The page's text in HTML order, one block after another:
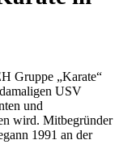
Gruppe „Karate“
USV
und
wird. Mitbegründer
1991 an der